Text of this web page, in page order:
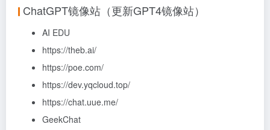
ChatGPT镜像站（更新GPT4镜像站）
AI EDU
https://theb.ai/
https://poe.com/
https://dev.yqcloud.top/
https://chat.uue.me/
GeekChat